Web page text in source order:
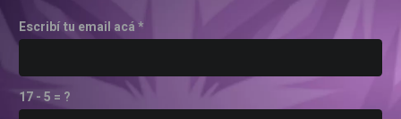
Escribí tu email acá *
17 - 5 = ?